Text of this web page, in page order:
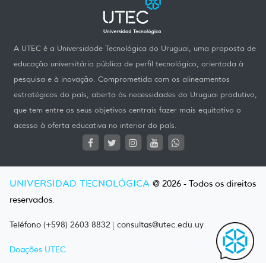
A UTEC é a Universidade Tecnológica do Uruguai, uma proposta de
educação universitária pública de perfil tecnológico, orientada à
pesquisa e à inovação. Comprometida com os alineamentos
estratégicos do país, aberta às necessidades do Uruguai produtivo,
que tem entre os seus objetivos centrais fazer mais equitativo o
acesso à oferta educativa no interior do país.
UNIVERSIDAD TECNOLÓGICA @ 2026 - Todos os direitos
reservados.
Teléfono (+598) 2603 8832 | consultas@utec.edu.uy
Doações UTEC